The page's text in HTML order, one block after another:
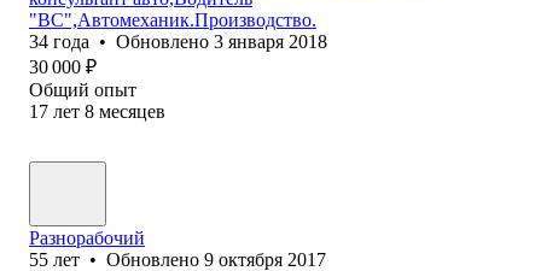
"ВС",Автомеханик.Производство.
34 года • Обновлено 3 января 2018
30 000 ₽
Общий опыт
17 лет 8 месяцев
Разнорабочий
55 лет • Обновлено 9 октября 2017